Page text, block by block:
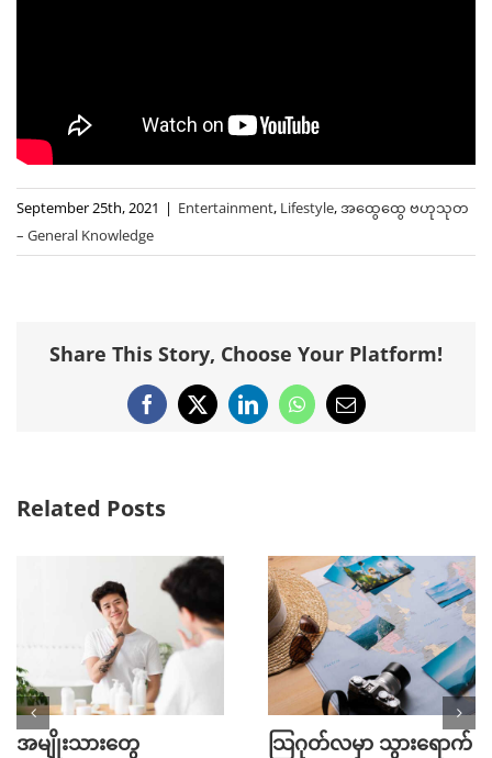
September 25th, 2021 | Entertainment, Lifestyle,အထွေထွေ ဗဟုသုတ
– General Knowledge
Share This Story, Choose Your Platform!
Facebook
X LinkedInWhatsApp
Email
Related Posts
အမျိုးသားတွေ သြဂုတ်လမှာ သွားရောက်